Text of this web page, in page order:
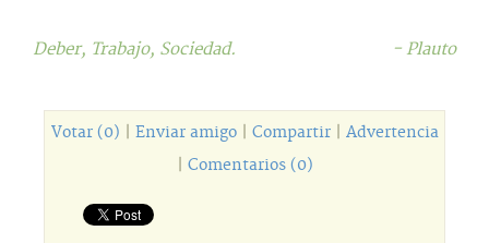
Deber, Trabajo, Sociedad. - Plauto
Votar (0) Enviar amigo| Compartir| Advertencia
Comentarios (0)